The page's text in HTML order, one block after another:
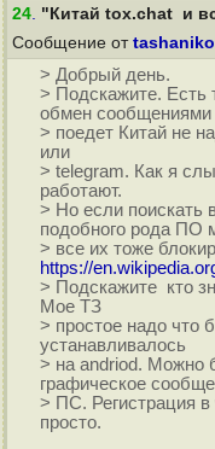
24. "Китай tox.chat и
Сообщение от tashaniko
> Добрый день.
> Подскажите. Есть
обмен сообщениями
> поедет Китай не
или
> telegram. Как я
работают.
> Но если поискать
подобного рода ПО
> все их тоже
https://
> Подскажите кто
Мое ТЗ
> простое надо что
устанавливалось
> на andriod. Можно
графическое
> ПС. Регистрация
просто.